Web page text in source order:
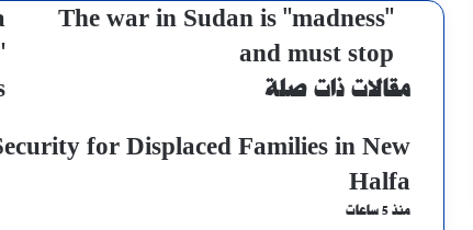
The war in Sudan is "madness"
and must stop
مقالات ذات صلة
for Displaced Families in New
Halfa
منذ 5 ساعات